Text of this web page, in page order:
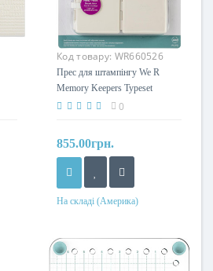
Код товару: WR660526
Прес для штампінгу We R
Memory Keepers Typeset
Stamping Block 0
855.00грн.
На складі (Америка)